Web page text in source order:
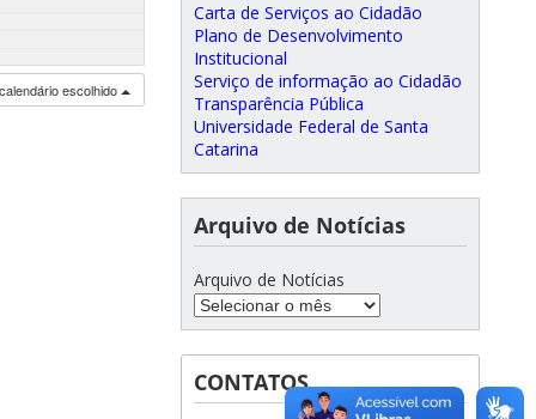
escolhido
Carta de Serviços ao Cidadão
Plano de Desenvolvimento
Institucional
Serviço de informação ao Cidadão
Transparência Pública
Universidade Federal de Santa
Catarina
Arquivo de Notícias
Arquivo de Notícias
CONTATOS